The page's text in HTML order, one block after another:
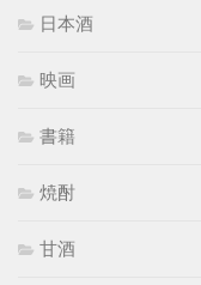
日本酒
映画
書籍
焼酎
甘酒